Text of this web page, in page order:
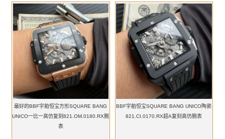
最好的BBF宇舶恒宝方形SQUARE BANG
UNICO一比一高仿复刻821.OM.0180.RX腕
表
BBF宇舶恒宝SQUARE BANG UNICO陶瓷
821.CI.0170.RX超A复刻高仿腕表